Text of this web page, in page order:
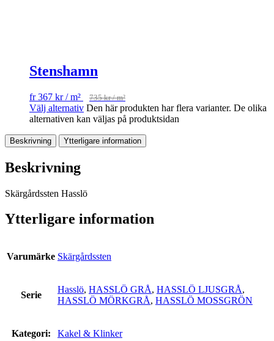
Stenshamn
fr367 kr/ m² 735kr/ m²
Välj alternativ Den här produkten har flera varianter. De olika
alternativen kan väljas på produktsidan
Beskrivning Ytterligare information
Beskrivning
Skärgårdssten Hasslö
Ytterligare information
Varumärke Skärgårdssten
Serie
Hasslö, HASSLÖ GRÅ, HASSLÖ LJUSGRÅ,
HASSLÖ MÖRKGRÅ, HASSLÖ MOSSGRÖN
Kategori: Kakel & Klinker